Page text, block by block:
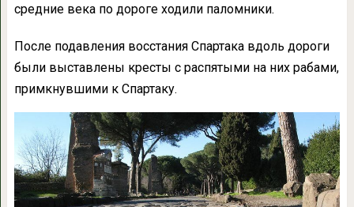
средние века по дороге ходили паломники.
После подавления восстания Спартака вдоль дороги
были выставлены кресты с распятыми на них рабами,
примкнувшими к Спартаку.